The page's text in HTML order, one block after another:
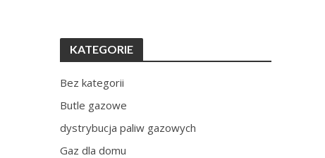
KATEGORIE
Bez kategorii
Butle gazowe
dystrybucja paliw gazowych
Gaz dla domu